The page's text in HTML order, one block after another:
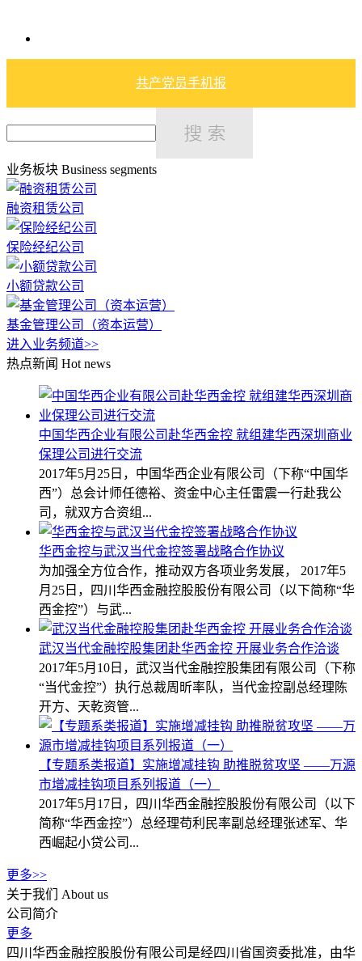
共产党员手机报
业务板块 Business segments
融资租赁公司
保险经纪公司
小额贷款公司
基金管理公司（资本运营）
进入业务频道>>
热点新闻 Hot news
中国华西企业有限公司赴华西金控 就组建华西深圳商业
保理公司进行交流
2017年5月25日，中国华西企业有限公司（下称“中国华
西”）总会计师任德裕、资金中心主任雷震一行赴我公
司，就双方合资组...
华西金控与武汉当代金控签署战略合作协议
为加强全方位合作，推动双方各项业务发展， 2017年5
月25日，四川华西金融控股股份有限公司（以下简称“华
西金控”）与武...
武汉当代金融控股集团赴华西金控 开展业务合作洽谈
2017年5月10日，武汉当代金融控股集团有限公司（下称
“当代金控”）执行总裁周昕率队，当代金控副总经理陈
开方、天乾资管...
【专题系类报道】实施增减挂钩 助推脱贫攻坚 ——万源
市增减挂钩项目系列报道（一）
2017年5月17日，四川华西金融控股股份有限公司（以下
简称“华西金控”）总经理苟利民率副总经理张述军、华
西崛起小贷公司...
更多>>
关于我们
About us
公司简介
更多
四川华西金融控股股份有限公司是经四川省国资委批准，由华